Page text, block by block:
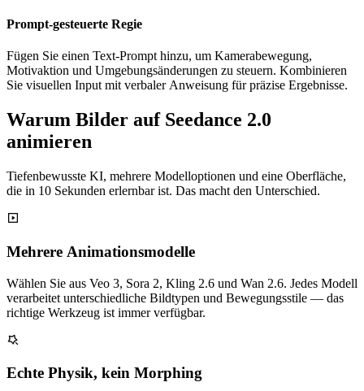
Prompt-gesteuerte Regie
Fügen Sie einen Text-Prompt hinzu, um Kamerabewegung,
Motivaktion und Umgebungsänderungen zu steuern. Kombinieren
Sie visuellen Input mit verbaler Anweisung für präzise Ergebnisse.
Warum Bilder auf Seedance 2.0
animieren
Tiefenbewusste KI, mehrere Modelloptionen und eine Oberfläche,
die in 10 Sekunden erlernbar ist. Das macht den Unterschied.
Mehrere Animationsmodelle
Wählen Sie aus Veo 3, Sora 2, Kling 2.6 und Wan 2.6. Jedes Modell
verarbeitet unterschiedliche Bildtypen und Bewegungsstile — das
richtige Werkzeug ist immer verfügbar.
Echte Physik, kein Morphing